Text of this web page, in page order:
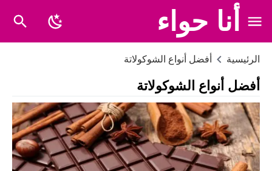
أنا حواء
الرئيسية أفضل أنواع الشوكولاتة
أفضل أنواع الشوكولاتة